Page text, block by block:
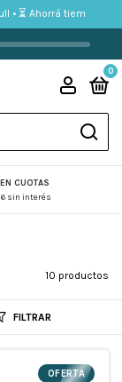
0
CUOTAS
6 sin interés
10 productos
FILTRAR
OFERTA
• ⏳ Ahorrá tiempo